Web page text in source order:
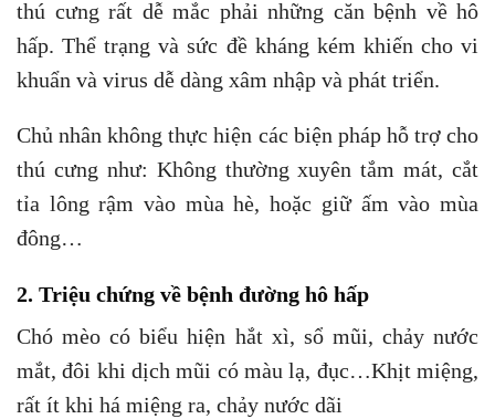
thú cưng rất dễ mắc phải những căn bệnh về hô
hấp. Thể trạng và sức đề kháng kém khiến cho vi
khuẩn và virus dễ dàng xâm nhập và phát triển.
Chủ nhân không thực hiện các biện pháp hỗ trợ cho
thú cưng như: Không thường xuyên tắm mát, cắt
tỉa lông rậm vào mùa hè, hoặc giữ ấm vào mùa
đông…
2. Triệu chứng về bệnh đường hô hấp
Chó mèo có biểu hiện hắt xì, sổ mũi, chảy nước
mắt, đôi khi dịch mũi có màu lạ, đục…Khịt miệng,
rất ít khi há miệng ra, chảy nước dãi